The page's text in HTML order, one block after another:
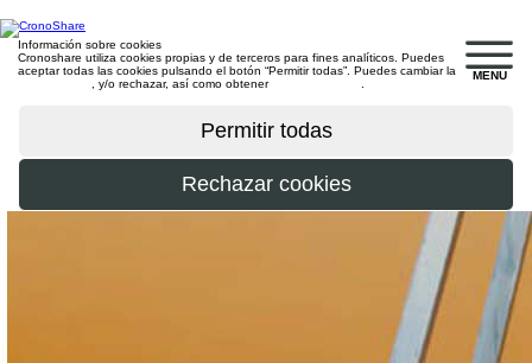
MENU
Información sobre cookies
Cronoshare utiliza cookies propias y de terceros para fines analíticos. Puedes
aceptar todas las cookies pulsando el botón “Permitir todas”. Puedes cambiar la
, y/o rechazar, así como obtener